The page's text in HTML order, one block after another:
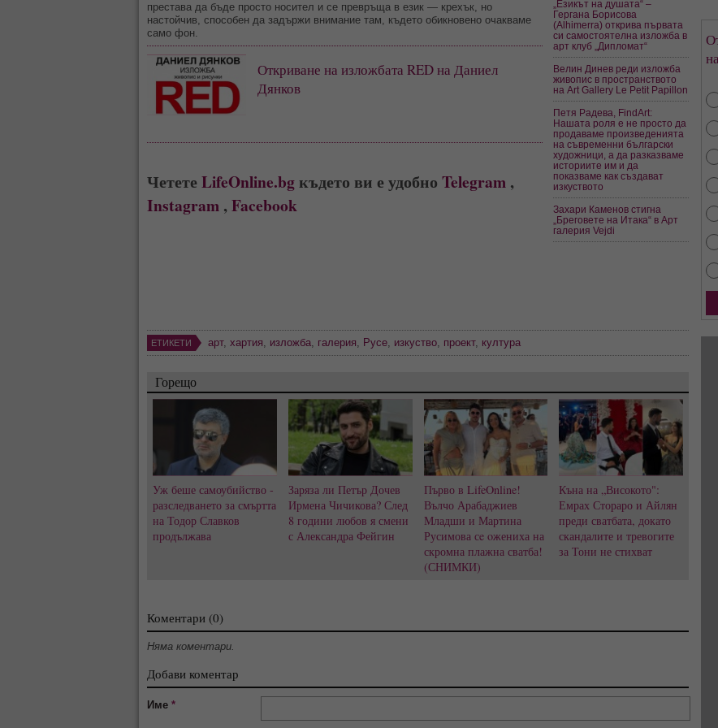
престава да бъде просто носител и се превръща в език — крехък, но
настойчив, способен да задържи внимание там, където обикновено очакваме
само фон.
Откриване на изложбата RED на Даниел
Дянков
ЧететеLifeOnline.bgкъдето ви е удобно Telegram ,
Instagram , Facebook
„Езикът на душата“ –
Гергана Борисова
(Alhimerra) открива първата
си самостоятелна изложба в
арт клуб „Дипломат“
Велин Динев реди изложба
живопис в пространството
на Art Gallery Le Petit Papillon
Петя Радева, FindArt:
Нашата роля е не просто да
продаваме произведенията
на съвременни български
художници, а да разказваме
историите им и да
показваме как създават
изкуството
Захари Каменов стигна
„Бреговете на Итака“ в Арт
галерия Vejdi
ЕТИКЕТИ арт, хартия, изложба, галерия, Русе, изкуство, проект, култура
Горещо
Уж беше самоубийство -
разследването за смъртта
на Тодор Славков
продължава
Заряза ли Петър Дочев
Ирмена Чичикова? След
8 години любов я смени
с Александра Фейгин
Първо в LifeOnline!
Вълчо Арабаджиев
Младши и Мартина
Русимова сe oжениха на
скромна плажна сватба!
(СНИМКИ)
Къна на „Високото":
Емрах Стораро и Айлян
преди сватбата, докато
скандалите и тревогите
за Тони не стихват
Коментари (0)
Няма коментари.
Добави коментар
Име *